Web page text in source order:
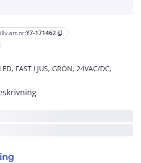
Y7-171462 content_copy
FAST LJUS, GRÖN, 24VAC/DC,